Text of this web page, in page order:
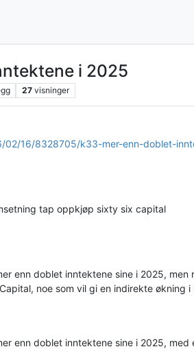
i 2025
27 visninger
02/16/8328705/k33-mer-enn-doblet-
tap oppkjøp sixty six capital
enn doblet inntektene sine i 2025,
noe som vil gi en indirekte
enn doblet inntektene sine i 2025,